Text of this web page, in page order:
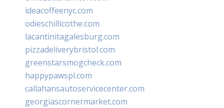
ideacoffeenyc.com
odieschillicothe.com
lacantinitagalesburg.com
pizzadeliverybristol.com
greenstarsmogcheck.com
happypawspl.com
callahansautoservicecenter.com
georgiascornermarket.com